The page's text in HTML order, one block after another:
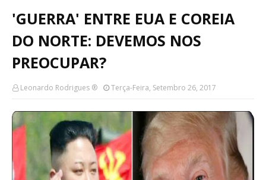
'GUERRA' ENTRE EUA E COREIA
DO NORTE: DEVEMOS NOS
PREOCUPAR?
Leonardo Rodrigues ® Terça-Feira, Setembro 26, 2017